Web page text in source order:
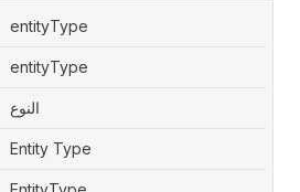
entityType
entityType
النوع
Entity Type